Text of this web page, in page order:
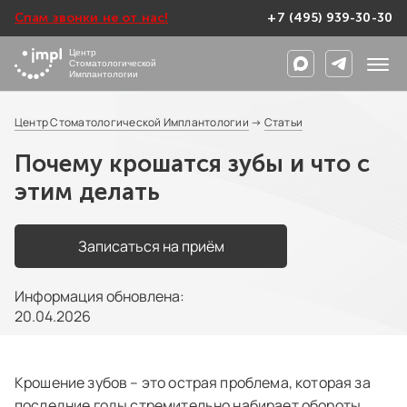
Спам звонки не от нас! +7 (495) 939-30-30
Центр
Стоматологической
Имплантологии
Центр Стоматологической Имплантологии → Статьи
Почему крошатся зубы и что с
этим делать
Записаться на приём
Информация обновлена:
20.04.2026
Крошение зубов – это острая проблема, которая за